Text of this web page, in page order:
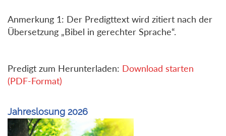
Anmerkung 1: Der Predigttext wird zitiert nach der
Übersetzung „Bibel in gerechter Sprache“.
Predigt zum Herunterladen: Download starten
(PDF-Format)
Jahreslosung 2026